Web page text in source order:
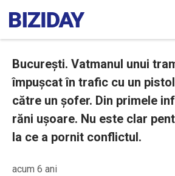
București. Vatmanul unui
împușcat în trafic cu un
către un șofer. Din primele
răni ușoare. Nu este clar
la ce a pornit conflictul.
acum 6 ani